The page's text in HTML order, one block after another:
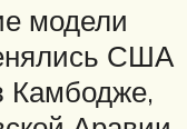
модели
США
Камбодже,